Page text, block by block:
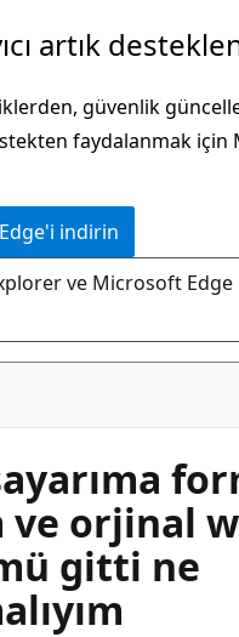
artık
güvenlik
faydalanmak için
indirin
ve Microsoft Edge
ve orjinal
gitti ne